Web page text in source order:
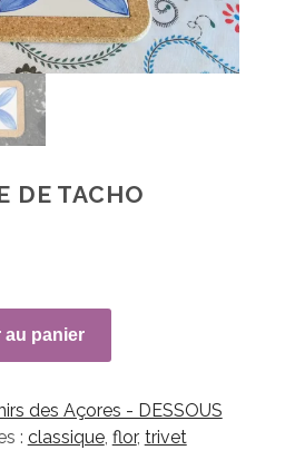
DE TACHO
au panier
des Açores - DESSOUS
: classique, flor, trivet